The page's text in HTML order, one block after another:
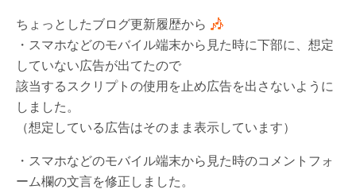
ちょっとしたブログ更新履歴から
・スマホなどのモバイル端末から見た時に下部に、想定
していない広告が出てたので
該当するスクリプトの使用を止め広告を出さないように
しました。
（想定している広告はそのまま表示しています）
・スマホなどのモバイル端末から見た時のコメントフォ
ーム欄の文言を修正しました。